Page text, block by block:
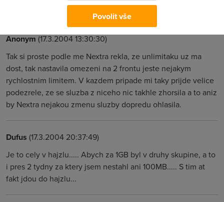
2GB a taky se mi od pondělí totálně zhoršilo připojení.
Anonym (17.3.2004 13:30:30)
Tak si proste podle me Nextra rekla, ze unlimitaku uz ma
dost, tak nastavila omezeni na 2 frontu jeste nejakym
rychlostnim limitem. V kazdem pripade mi taky prijde velice
podezrele, ze se sluzba z niceho nic takhle zhorsila a to aniz
by Nextra nejakou zmenu sluzby dopredu ohlasila.
Dufus (17.3.2004 20:37:49)
Je to cely v hajzlu..... Abych za 1GB byl v druhy skupine, a to
i pres 2 tydny za ktery jsem nestahl ani 100MB..... S tim at
fakt jdou do hajzlu...
Povolit vše